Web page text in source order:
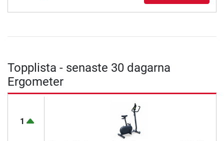
Topplista - senaste 30 dagarna
Ergometer
1